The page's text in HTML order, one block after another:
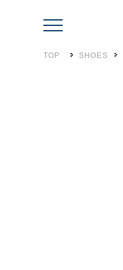
TOP SHOES